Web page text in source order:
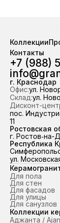
всему ЮФО и
98,7 %
Коллекции
Контакты
+7 (988)
г. Краснодар
Офис:ул.
Склад:ул.
Дисконт-
пос.
11
Ростовская
г. Ростов‑на-
Республика
ул.
Для пола
Для стен
Для фасадов
Для улицы
Для санузлов
Коллекции
Аджанта /